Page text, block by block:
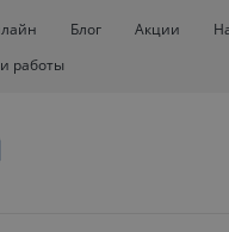
Блог Акции
работы